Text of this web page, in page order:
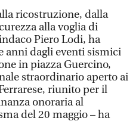
ricostruzione, dalla
alla voglia di
Piero Lodi, ha
anni dagli eventi sismici
in piazza Guercino,
straordinario aperto ai
riunito per il
onoraria al
del 20 maggio – ha